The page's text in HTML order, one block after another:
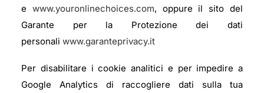
e www.youronlinechoices.com, oppure il sito del
Garante per la Protezione dei dati
personali www.garanteprivacy.it
Per disabilitare i cookie analitici e per impedire a
Google Analytics di raccogliere dati sulla tua